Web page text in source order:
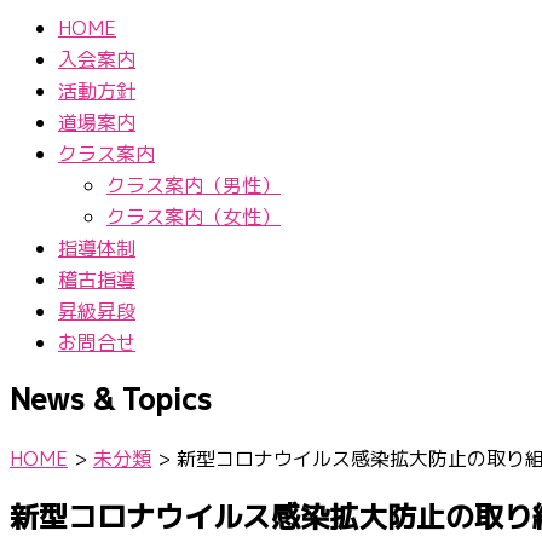
HOME
入会案内
活動方針
道場案内
クラス案内
クラス案内（男性）
クラス案内（女性）
指導体制
稽古指導
昇級昇段
お問合せ
News & Topics
HOME > 未分類 > 新型コロナウイルス感染拡大防止の取り
新型コロナウイルス感染拡大防止の取り